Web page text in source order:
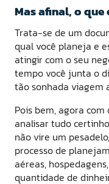
Mas afinal, o
Trata-se de um
qual você planeja e
atingir com o seu
tempo você junta o
tão sonhada viagem
Pois bem, agora
analisar tudo
não vire um
processo de
aéreas,
quantidade de